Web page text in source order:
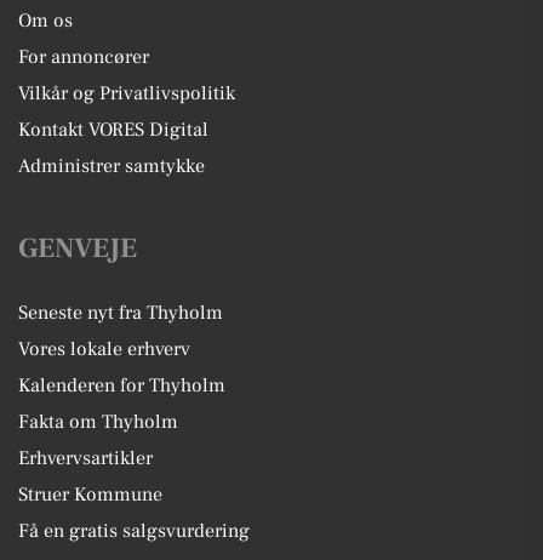
Om os
For annoncører
Vilkår og Privatlivspolitik
Kontakt VORES Digital
Administrer samtykke
GENVEJE
Seneste nyt fra Thyholm
Vores lokale erhverv
Kalenderen for Thyholm
Fakta om Thyholm
Erhvervsartikler
Struer Kommune
Få en gratis salgsvurdering